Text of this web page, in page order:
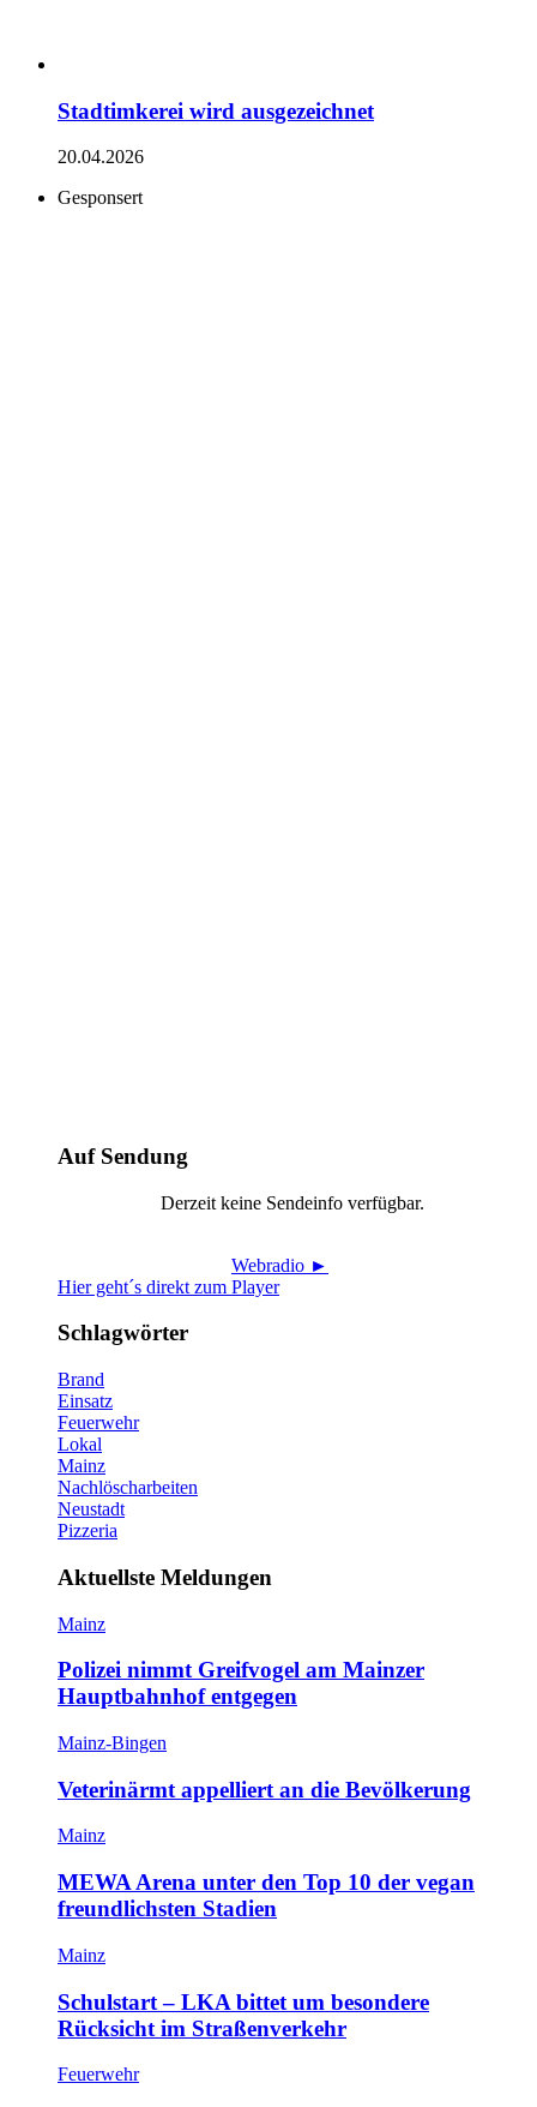
Stadtimkerei wird ausgezeichnet
20.04.2026
Gesponsert
Auf Sendung
Derzeit keine Sendeinfo verfügbar.
Webradio ►
Hier geht´s direkt zum Player
Schlagwörter
Brand
Einsatz
Feuerwehr
Lokal
Mainz
Nachlöscharbeiten
Neustadt
Pizzeria
Aktuellste Meldungen
Mainz
Polizei nimmt Greifvogel am Mainzer
Hauptbahnhof entgegen
Mainz-Bingen
Veterinärmt appelliert an die Bevölkerung
Mainz
MEWA Arena unter den Top 10 der vegan
freundlichsten Stadien
Mainz
Schulstart – LKA bittet um besondere
Rücksicht im Straßenverkehr
Feuerwehr